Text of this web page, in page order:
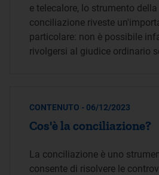
e telecalore, lo strumento della
conciliazione riveste
particolare: non è possibile
rivolgersi al giudice ordinario
CONTENUTO - 06/12/2023
Cos'è la conciliazione?
La conciliazione è uno
consente di risolvere le